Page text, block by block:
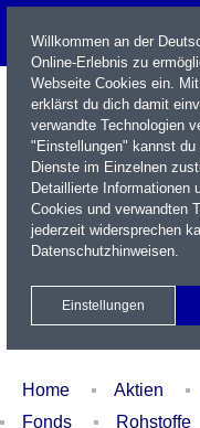
Name / WKN / ISIN / Kürzel
Xetra Realtime
Home Aktien
Fonds
Rohstoffe
Willkommen an der
Online-Erlebnis zu
Webseite Cookies ein.
erklärst du dich damit
verwandte Technologien
"Einstellungen" kannst du
Dienste im Einzelnen
Detaillierte Informationen
Cookies und verwandten
jederzeit widersprechen
Datenschutzhinweisen.
Einstellungen